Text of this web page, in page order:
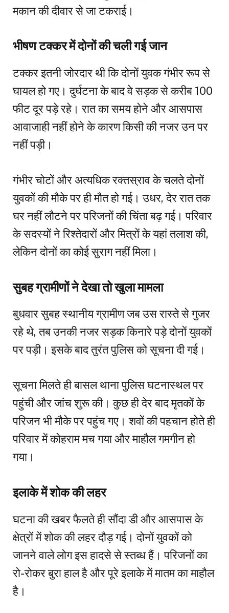
मकान की दीवार से जा टकराई।
भीषण टक्कर में दोनों की चली गई जान
टक्कर इतनी जोरदार थी कि दोनों युवक गंभीर रूप से
घायल हो गए। दुर्घटना के बाद वे सड़क से करीब 100
फीट दूर पड़े रहे। रात का समय होने और आसपास
आवाजाही नहीं होने के कारण किसी की नजर उन पर
नहीं पड़ी।
गंभीर चोटों और अत्यधिक रक्तस्राव के चलते दोनों
युवकों की मौके पर ही मौत हो गई। उधर, देर रात तक
घर नहीं लौटने पर परिजनों की चिंता बढ़ गई। परिवार
के सदस्यों ने रिश्तेदारों और मित्रों के यहां तलाश की,
लेकिन दोनों का कोई सुराग नहीं मिला।
सुबह ग्रामीणों ने देखा तो खुला मामला
बुधवार सुबह स्थानीय ग्रामीण जब उस रास्ते से गुजर
रहे थे, तब उनकी नजर सड़क किनारे पड़े दोनों युवकों
पर पड़ी। इसके बाद तुरंत पुलिस को सूचना दी गई।
सूचना मिलते ही बासल थाना पुलिस घटनास्थल पर
पहुंची और जांच शुरू की। कुछ ही देर बाद मृतकों के
परिजन भी मौके पर पहुंच गए। शवों की पहचान होते ही
परिवार में कोहराम मच गया और माहौल गमगीन हो
गया।
इलाके में शोक की लहर
घटना की खबर फैलते ही सौंदा डी और आसपास के
क्षेत्रों में शोक की लहर दौड़ गई। दोनों युवकों को
जानने वाले लोग इस हादसे से स्तब्ध हैं। परिजनों का
रो-रोकर बुरा हाल है और पूरे इलाके में मातम का माहौल
है।